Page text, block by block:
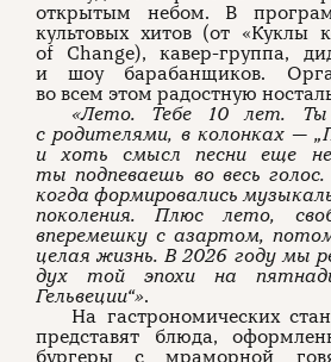
открытым небом. В
культовых хитов (от «Куклы
of Change), кавер-группа,
и шоу барабанщиков.
во всем этом радостную
«Лето. Тебе 10 лет.
с родителями, в колонках —
и хоть смысл песни еще
ты подпеваешь во весь
когда формировались
поколения. Плюс лето,
вперемешку с азартом,
целая жизнь. В 2026 году мы
дух той эпохи на
Гельвеции“».
На гастрономических
представят блюда,